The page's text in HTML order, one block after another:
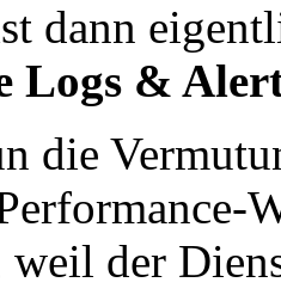
dann
Logs &
die
der